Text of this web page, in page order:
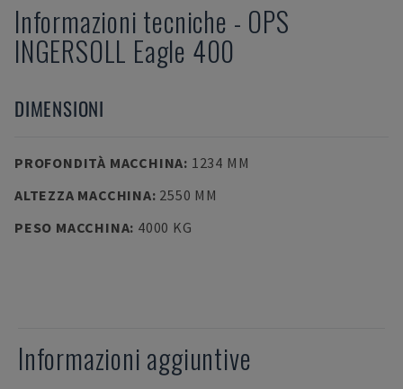
Informazioni tecniche - OPS
INGERSOLL Eagle 400
DIMENSIONI
PROFONDITÀ MACCHINA: 1234 MM
ALTEZZA MACCHINA: 2550 MM
PESO MACCHINA: 4000 KG
Informazioni aggiuntive